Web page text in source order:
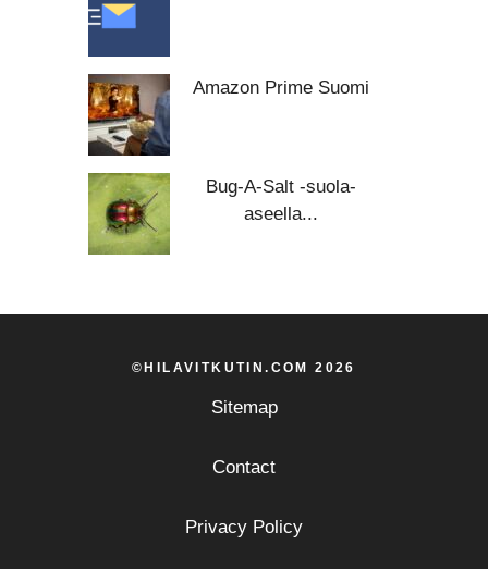
Amazon Prime Suomi
Bug-A-Salt -suola-
aseella...
©HILAVITKUTIN.COM 2026
Sitemap
Contact
Privacy Policy